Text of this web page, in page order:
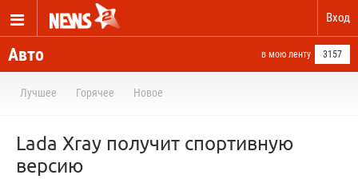
Вход
Авто в мою ленту 3157
Лучшее Горячее Новое
Lada Xray получит спортивную
версию